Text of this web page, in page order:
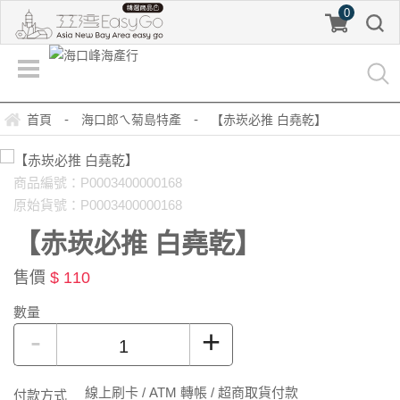
0
首頁 - 海口郎ㄟ菊島特產 - 【赤崁必推 白堯乾】
商品編號：P0003400000168
原始貨號：P0003400000168
【赤崁必推 白堯乾】
售價 $ 110
數量
- +
付款方式 線上刷卡 / ATM 轉帳 / 超商取貨付款